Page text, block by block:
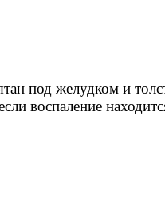
под желудком и
воспаление